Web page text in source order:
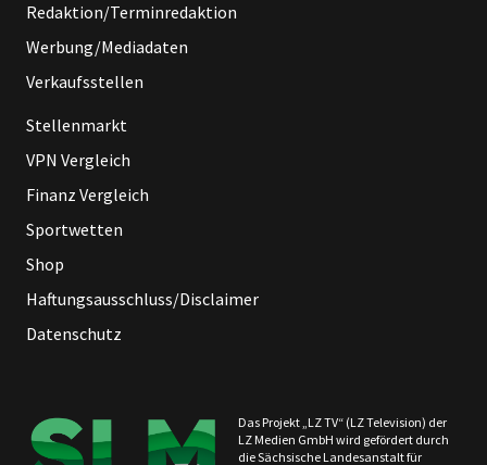
Redaktion/Terminredaktion
Werbung/Mediadaten
Verkaufsstellen
Stellenmarkt
VPN Vergleich
Finanz Vergleich
Sportwetten
Shop
Haftungsausschluss/Disclaimer
Datenschutz
Das Projekt „LZ TV“ (LZ Television) der
LZ Medien GmbH wird gefördert durch
die Sächsische Landesanstalt für